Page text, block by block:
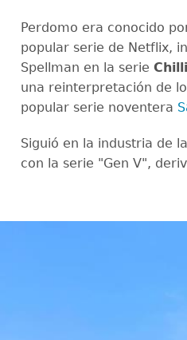
Perdomo era conocido
popular serie de Netflix,
Spellman en la serie
una reinterpretación de
popular serie noventera
Siguió en la industria de
con la serie "Gen V",